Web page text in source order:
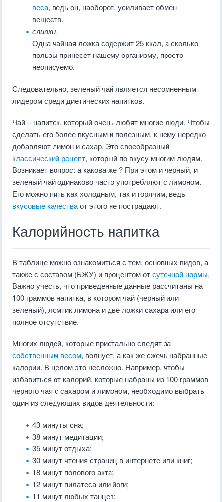
веса, ведь он, наоборот, усиливает обмен
веществ.
сливки.
Одна чайная ложка содержит 25 ккал, а сколько
пользы принесет нашему организму, просто
неописуемо.
Следовательно, зеленый чай является несомненным
лидером среди диетических напитков.
Чай – напиток, который очень любят многие люди. Чтобы
сделать его более вкусным и полезным, к нему нередко
добавляют лимон и сахар. Это своеобразный
классический рецепт, который по вкусу многим людям.
Возникает вопрос: а какова же ? При этом и черный, и
зеленый чай одинаково часто употребляют с лимоном.
Его можно пить как холодным, так и горячим, ведь
вкусовые качестваот этого не пострадают.
Калорийность напитка
В таблице можно ознакомиться с тем, основных видов, а
также с составом (БЖУ) и процентом отсуточной нормы.
Важно учесть, что приведенные данные рассчитаны на
100 граммов напитка, в котором чай (черный или
зеленый), ломтик лимона и две ложки сахара или его
полное отсутствие.
Многих людей, которые пристально следят за
собственным весом, волнует, а как же сжечь набранные
калории. В целом это несложно. Например, чтобы
избавиться от калорий, которые набраны из 100 граммов
черного чая с сахаром и лимоном, необходимо выбрать
один из следующих видов деятельности:
43 минуты сна;
38 минут медитации;
35 минут отдыха;
30 минут чтения страниц в интернете или книг;
18 минут полового акта;
12 минут пилатеса или йоги;
11 минут любых танцев;